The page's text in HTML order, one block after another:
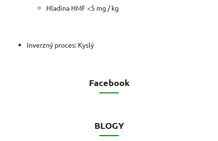
Hladina HMF <5 mg / kg
Inverzný proces: Kyslý
Facebook
BLOGY